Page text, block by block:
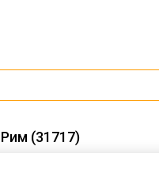
(31717)